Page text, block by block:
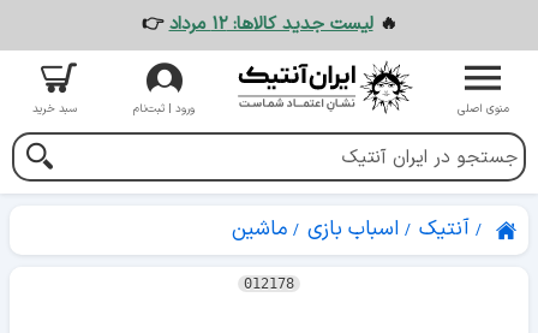
🔥لیست جدید کالاها: ۱۲ مرداد 👉
منوی اصلی ورود | ثبت‌نام سبد خرید
آنتیک اسباب بازی ماشین
012178